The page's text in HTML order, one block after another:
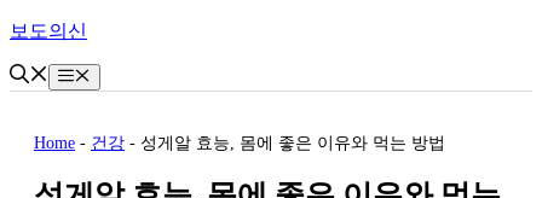
Skip
content
보도의신
Menu
Home - 건강 - 성게알 효능, 몸에 좋은 이유와 먹는 방법